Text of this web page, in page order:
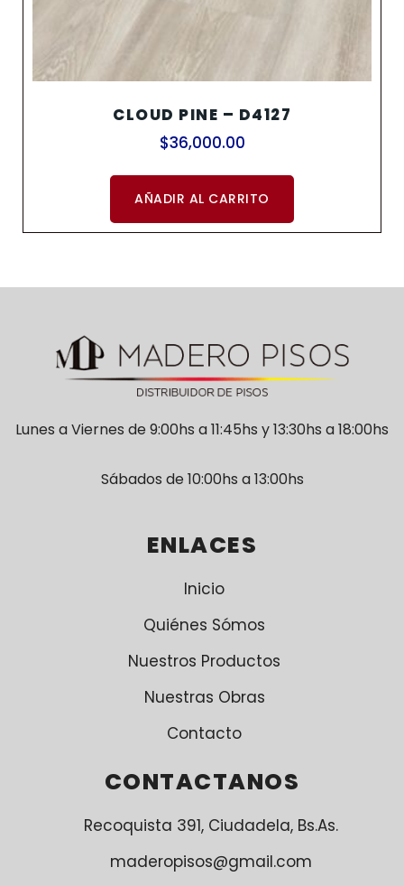
CLOUD PINE – D4127
$36,000.00
AÑADIR AL CARRITO
Lunes a Viernes de 9:00hs a 11:45hs y 13:30hs a 18:00hs
Sábados de 10:00hs a 13:00hs
ENLACES
Inicio
Quiénes Sómos
Nuestros Productos
Nuestras Obras
Contacto
CONTACTANOS
Recoquista 391, Ciudadela, Bs.As.
maderopisos@gmail.com